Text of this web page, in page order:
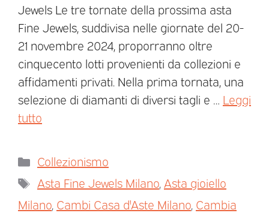
Jewels Le tre tornate della prossima asta
Fine Jewels, suddivisa nelle giornate del 20-
21 novembre 2024, proporranno oltre
cinquecento lotti provenienti da collezioni e
affidamenti privati. Nella prima tornata, una
selezione di diamanti di diversi tagli e … Leggi
tutto
Collezionismo
Asta Fine Jewels Milano, Asta gioiello
Milano, Cambi Casa d'Aste Milano, Cambia